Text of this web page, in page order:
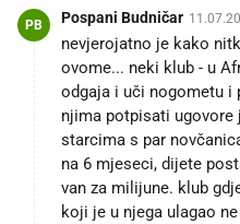
PB Pospani Budničar
nevjerojatno je kako
ovome... neki klub - u
odgaja i uči nogometu i
njima potpisati ugovore
starcima s par
na 6 mjeseci, dijete
van za milijune. klub
koji je u njega ulagao